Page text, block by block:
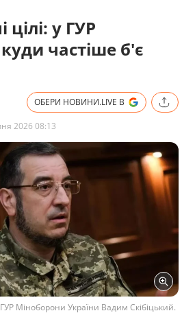
цілі: у ГУР
частіше б'є
ОБЕРИ НОВИНИ.LIVE В
2026 08:13
Міноборони України Вадим Скібіцький.